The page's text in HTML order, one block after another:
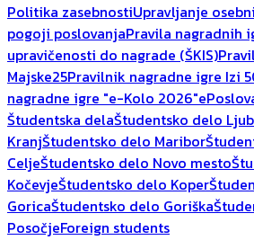
Politika zasebnostiUpravljanje
pogoji poslovanjaPravila nagradnih
upravičenosti do nagrade (ŠKIS)
Majske25Pravilnik nagradne igre Izi
nagradne igre "e-Kolo 2026"
Študentska delaŠtudentsko delo
KranjŠtudentsko delo Maribor
CeljeŠtudentsko delo Novo mesto
KočevjeŠtudentsko delo Koper
GoricaŠtudentsko delo Goriška
PosočjeForeign students